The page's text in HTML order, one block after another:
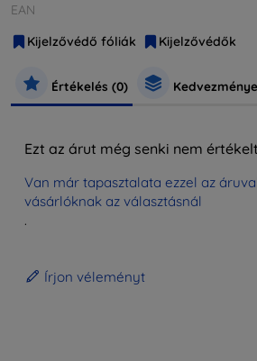
EAN
Kijelzővédő fóliák
Kijelzővédők
Értékelés (0)
Ezt az árut még senki nem
Van már tapasztalata ezzel az
vásárlóknak az választásnál
.
Írjon véleményt